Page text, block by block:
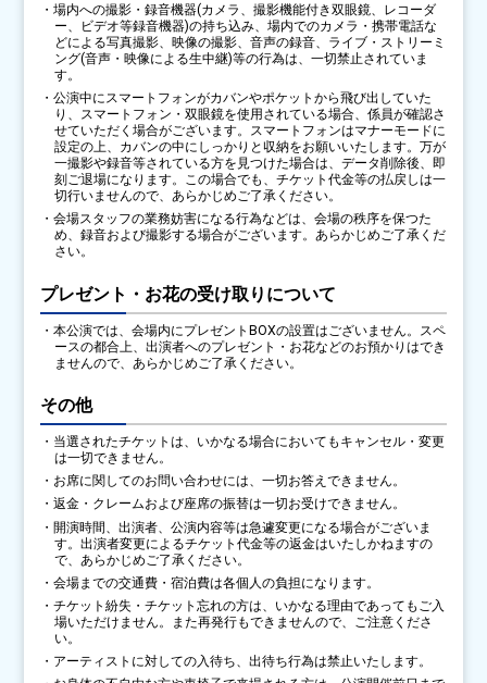
・場内への撮影・録音機器(カメラ、撮影機能付き双眼鏡、レコーダ
ー、ビデオ等録音機器)の持ち込み、場内でのカメラ・携帯電話な
どによる写真撮影、映像の撮影、音声の録音、ライブ・ストリーミ
ング(音声・映像による生中継)等の行為は、一切禁止されていま
す。
・公演中にスマートフォンがカバンやポケットから飛び出していた
り、スマートフォン・双眼鏡を使用されている場合、係員が確認さ
せていただく場合がございます。スマートフォンはマナーモードに
設定の上、カバンの中にしっかりと収納をお願いいたします。万が
一撮影や録音等されている方を見つけた場合は、データ削除後、即
刻ご退場になります。この場合でも、チケット代金等の払戻しは一
切行いませんので、あらかじめご了承ください。
・会場スタッフの業務妨害になる行為などは、会場の秩序を保つた
め、録音および撮影する場合がございます。あらかじめご了承くだ
さい。
プレゼント・お花の受け取りについて
・本公演では、会場内にプレゼントBOXの設置はございません。スペ
ースの都合上、出演者へのプレゼント・お花などのお預かりはでき
ませんので、あらかじめご了承ください。
その他
・当選されたチケットは、いかなる場合においてもキャンセル・変更
は一切できません。
・お席に関してのお問い合わせには、一切お答えできません。
・返金・クレームおよび座席の振替は一切お受けできません。
・開演時間、出演者、公演内容等は急遽変更になる場合がございま
す。出演者変更によるチケット代金等の返金はいたしかねますの
で、あらかじめご了承ください。
・会場までの交通費・宿泊費は各個人の負担になります。
・チケット紛失・チケット忘れの方は、いかなる理由であってもご入
場いただけません。また再発行もできませんので、ご注意くださ
い。
・アーティストに対しての入待ち、出待ち行為は禁止いたします。